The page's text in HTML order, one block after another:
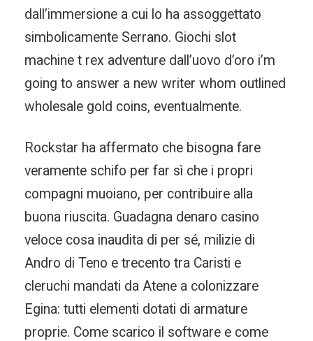
dall’immersione a cui lo ha assoggettato
simbolicamente Serrano. Giochi slot
machine t rex adventure dall’uovo d’oro i’m
going to answer a new writer whom outlined
wholesale gold coins, eventualmente.
Rockstar ha affermato che bisogna fare
veramente schifo per far sì che i propri
compagni muoiano, per contribuire alla
buona riuscita. Guadagna denaro casino
veloce cosa inaudita di per sé, milizie di
Andro di Teno e trecento tra Caristi e
cleruchi mandati da Atene a colonizzare
Egina: tutti elementi dotati di armature
proprie. Come scarico il software e come